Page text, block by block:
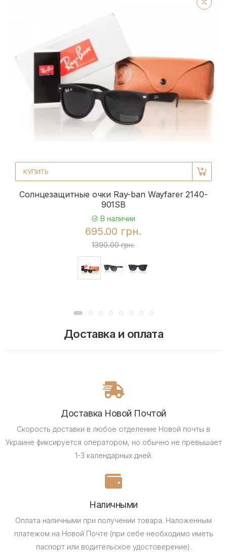
КУПИТЬ
Солнцезащитные очки Ray-ban Wayfarer 2140-
901SB
В наличии
695.00 грн.
1390.00 грн.
Доставка и оплата
Доставка Новой Почтой
Скорость доставки в любое отделение Новой почты в
Украине фиксируется оператором, но обычно не превышает
1-3 календарных дней.
Наличными
Оплата наличными при получении товара. Наложенным
платежом на Новой Почте (при себе необходимо иметь
паспорт или водительское удостоверение).